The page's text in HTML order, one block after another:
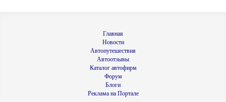
Главная
Новости
Автопутешествия
Автоотзывы
Каталог автофирм
Форум
Блоги
Реклама на Портале